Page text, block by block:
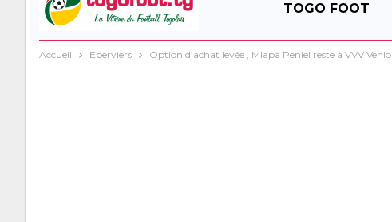
TOGO FOOT
Accueil Eperviers Option d’achat levée , Mlapa Peniel reste à VVV Venlo